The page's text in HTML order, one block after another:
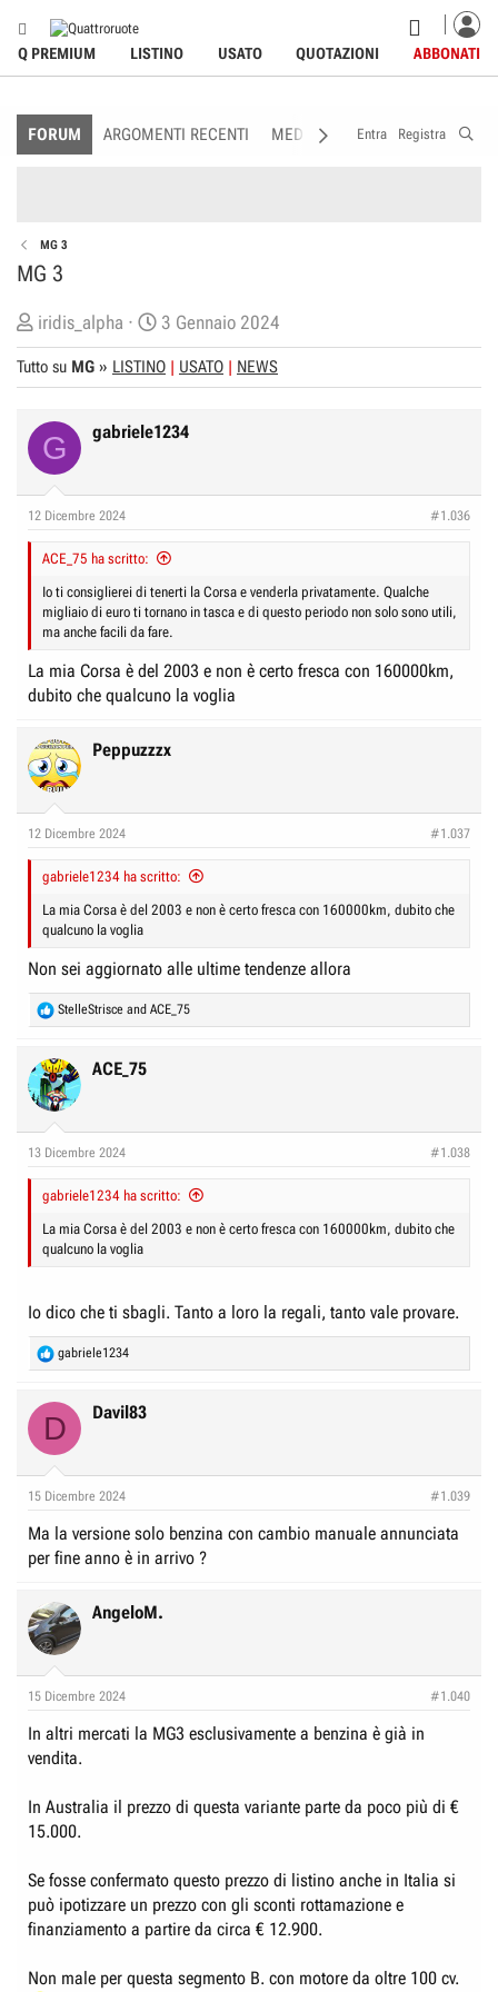
Q PREMIUM LISTINO USATO QUOTAZIONI ABBONATI
FORUM ARGOMENTI RECENTI MEDIA MEMBRI
Entra Registra
MG 3
MG 3
C
r
e
t
o
e
s
c
u
s
s
o
n
iridis_alpha
D
a
t
d
z
i
o
3 Gennaio 2024
Tutto su MG » LISTINO USATO NEWS
G gabriele1234
12 Dicembre 2024 #1.036
ACE_75 ha scritto:
Io ti consiglierei di tenerti la Corsa e venderla privatamente. Qualche
migliaio di euro ti tornano in tasca e di questo periodo non solo sono utili,
ma anche facili da fare.
La mia Corsa è del 2003 e non è certo fresca con 160000km,
dubito che qualcuno la voglia
Peppuzzzx
12 Dicembre 2024 #1.037
gabriele1234 ha scritto:
La mia Corsa è del 2003 e non è certo fresca con 160000km, dubito che
qualcuno la voglia
Non sei aggiornato alle ultime tendenze allora
R
e
c
t
i
s
StelleStrisce and ACE_75
ACE_75
13 Dicembre 2024 #1.038
gabriele1234 ha scritto:
La mia Corsa è del 2003 e non è certo fresca con 160000km, dubito che
qualcuno la voglia
Io dico che ti sbagli. Tanto a loro la regali, tanto vale provare.
R
e
s
gabriele1234
D Davil83
15 Dicembre 2024 #1.039
Ma la versione solo benzina con cambio manuale annunciata
per fine anno è in arrivo ?
AngeloM.
15 Dicembre 2024 #1.040
In altri mercati la MG3 esclusivamente a benzina è già in
vendita.
In Australia il prezzo di questa variante parte da poco più di €
15.000.
Se fosse confermato questo prezzo di listino anche in Italia si
può ipotizzare un prezzo con gli sconti rottamazione e
finanziamento a partire da circa € 12.900.
Non male per questa segmento B. con motore da oltre 100 cv.